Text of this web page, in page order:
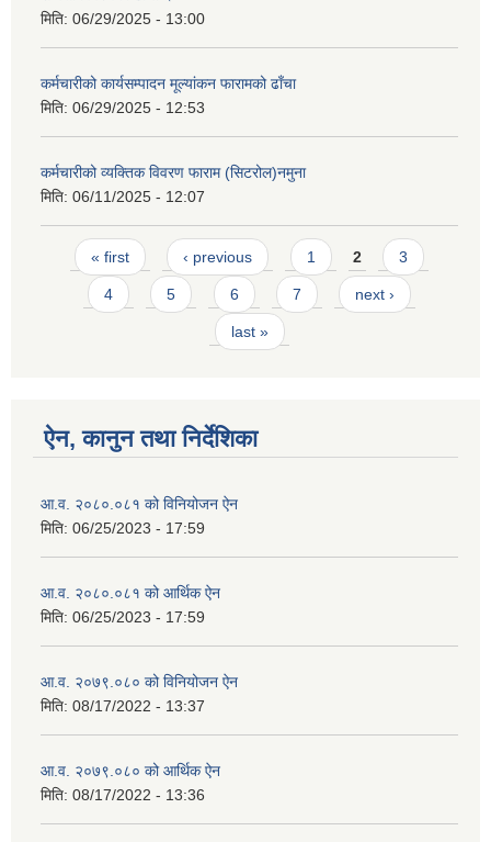
मिति: 06/29/2025 - 13:00
कर्मचारीको कार्यसम्पादन मूल्यांकन फारामको ढाँचा
मिति: 06/29/2025 - 12:53
कर्मचारीको व्यक्तिक विवरण फाराम (सिटरोल)नमुना
मिति: 06/11/2025 - 12:07
Pages
« first ‹ previous 1 2 3
4 5 6 7 next ›
last »
ऐन, कानुन तथा निर्देशिका
आ.व. २०८०.०८१ को विनियोजन ऐन
मिति: 06/25/2023 - 17:59
आ.व. २०८०.०८१ को आर्थिक ऐन
मिति: 06/25/2023 - 17:59
आ.व. २०७९.०८० को विनियोजन ऐन
मिति: 08/17/2022 - 13:37
आ.व. २०७९.०८० को आर्थिक ऐन
मिति: 08/17/2022 - 13:36